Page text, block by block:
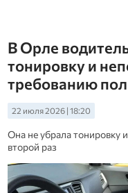
В Орле
тонировку и
требованию
22 июля 2026 | 18:20
Она не убрала тонировку
второй раз